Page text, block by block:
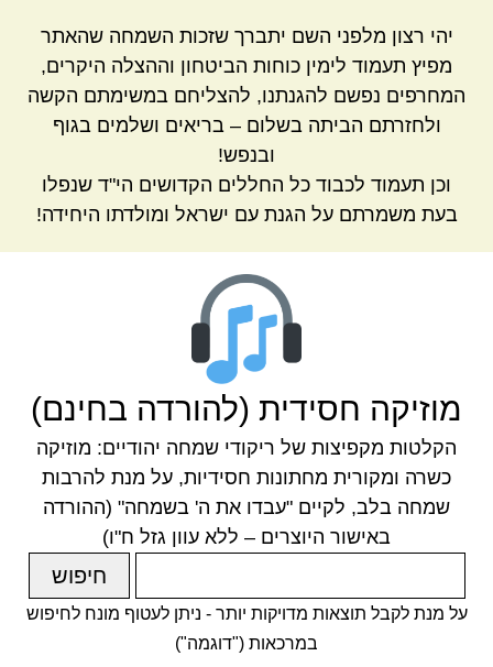
יהי רצון מלפני השם יתברך שזכות השמחה שהאתר
מפיץ תעמוד לימין כוחות הביטחון וההצלה היקרים,
המחרפים נפשם להגנתנו, להצליחם במשימתם הקשה
ולחזרתם הביתה בשלום – בריאים ושלמים בגוף
ובנפש!
וכן תעמוד לכבוד כל החללים הקדושים הי"ד שנפלו
בעת משמרתם על הגנת עם ישראל ומולדתו היחידה!
מוזיקה חסידית (להורדה בחינם)
הקלטות מקפיצות של ריקודי שמחה יהודיים: מוזיקה
כשרה ומקורית מחתונות חסידיות, על מנת להרבות
שמחה בלב, לקיים "עבדו את ה' בשמחה" (ההורדה
באישור היוצרים – ללא עוון גזל ח"ו)
על מנת לקבל תוצאות מדויקות יותר - ניתן לעטוף מונח לחיפוש
במרכאות ("דוגמה")